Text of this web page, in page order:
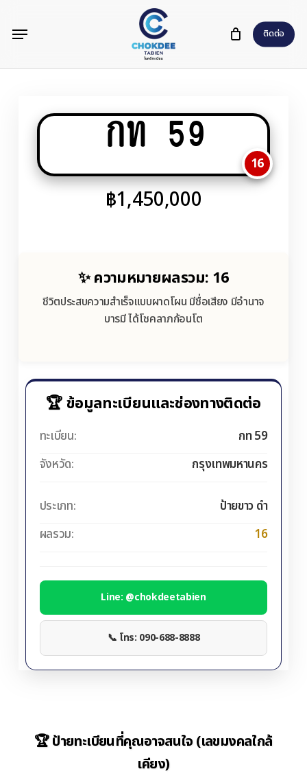
content
ติดต่อ
Menu
กท 59
16
฿1,450,000
✨ ความหมายผลรวม: 16
ชีวิตประสบความสำเร็จแบบผาดโผน มีชื่อเสียง มีอำนาจ
บารมี ได้โชคลาภก้อนโต
🏆 ข้อมูลทะเบียนและช่องทางติดต่อ
ทะเบียน:
กท 59
จังหวัด:
กรุงเทพมหานคร
ประเภท:
ป้ายขาว ดำ
ผลรวม:
16
Line: @chokdeetabien
📞 โทร: 090-688-8888
🏆 ป้ายทะเบียนที่คุณอาจสนใจ (เลขมงคลใกล้
เคียง)